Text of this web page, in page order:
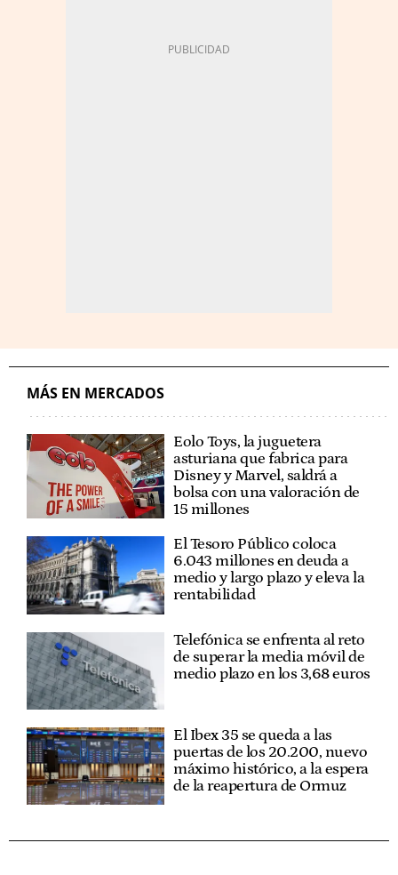
MÁS EN MERCADOS
Eolo Toys, la juguetera
asturiana que fabrica para
Disney y Marvel, saldrá a
bolsa con una valoración de
15 millones
El Tesoro Público coloca
6.043 millones en deuda a
medio y largo plazo y eleva la
rentabilidad
Telefónica se enfrenta al reto
de superar la media móvil de
medio plazo en los 3,68 euros
El Ibex 35 se queda a las
puertas de los 20.200, nuevo
máximo histórico, a la espera
de la reapertura de Ormuz